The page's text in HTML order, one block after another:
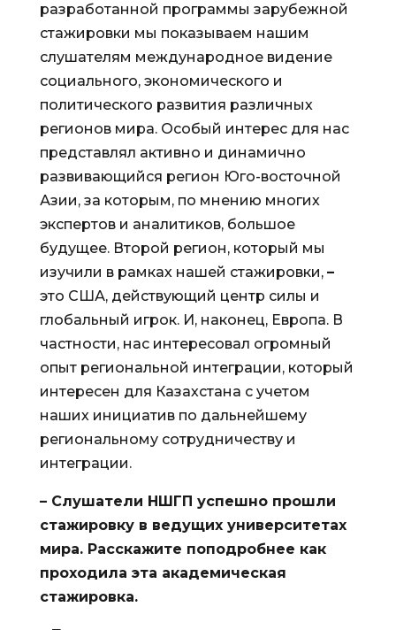
разработанной программы зарубежной
стажировки мы показываем нашим
слушателям международное видение
социального, экономического и
политического развития различных
регионов мира. Особый интерес для нас
представлял активно и динамично
развивающийся регион Юго-восточной
Азии, за которым, по мнению многих
экспертов и аналитиков, большое
будущее. Второй регион, который мы
изучили в рамках нашей стажировки, –
это США, действующий центр силы и
глобальный игрок. И, наконец, Европа. В
частности, нас интересовал огромный
опыт региональной интеграции, который
интересен для Казахстана с учетом
наших инициатив по дальнейшему
региональному сотрудничеству и
интеграции.
– Слушатели НШГП успешно прошли
стажировку в ведущих университетах
мира. Расскажите поподробнее как
проходила эта академическая
стажировка.